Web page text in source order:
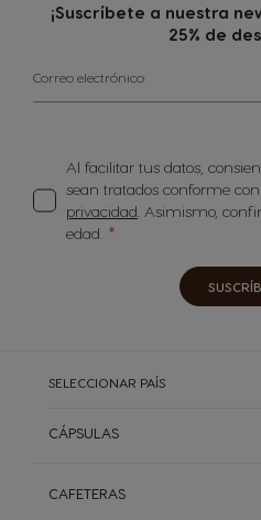
¡Suscríbete a nuestra
25% de
Correo electrónico
Al facilitar tus datos,
sean tratados conforme
privacidad . Asimismo,
edad.
SELECCIONAR PAÍS
CÁPSULAS
LARGO
CAFETERAS